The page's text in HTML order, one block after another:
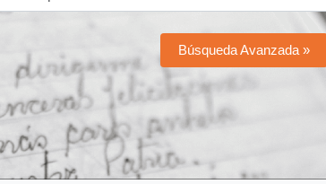
Búsqueda Avanzada »